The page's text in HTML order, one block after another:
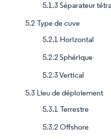
5.1.3 Séparateur
5.2 Type de cuve
5.2.1 Horizontal
5.2.2 Sphérique
5.2.3 Vertical
5.3 Lieu de déploiement
5.3.1 Terrestre
5.3.2 Offshore